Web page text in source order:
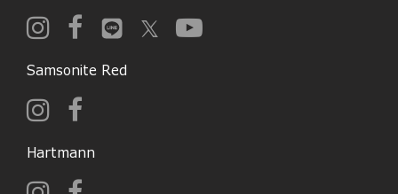
Samsonite Red
Hartmann